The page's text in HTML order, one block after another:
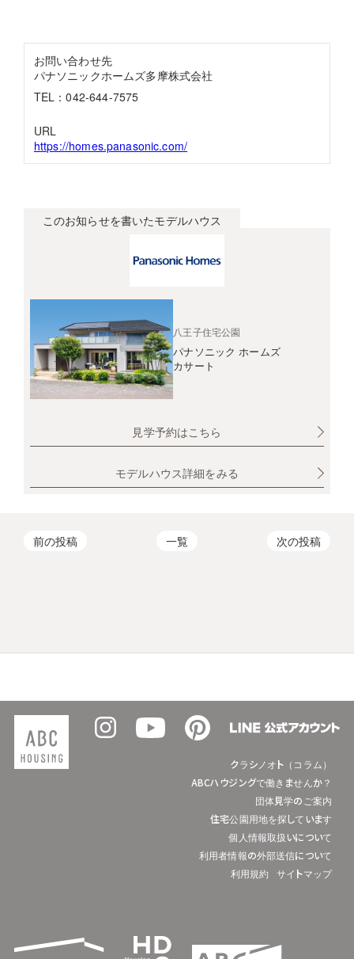
お問い合わせ先
パナソニックホームズ多摩株式会社
TEL：042-644-7575
URL
https://homes.panasonic.com/
このお知らせを書いたモデルハウス
八王子住宅公園
パナソニック ホームズ
カサート
見学予約はこちら
モデルハウス詳細をみる
前の投稿 一覧 次の投稿
クラシノオト（コラム）
ABCハウジングで働きませんか？
団体見学のご案内
住宅公園用地を探しています
個人情報取扱いについて
利用者情報の外部送信について
利用規約
サイトマップ